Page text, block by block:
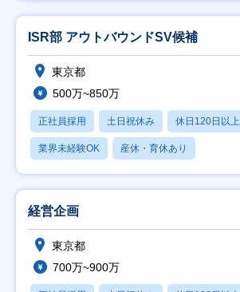
ISR部 アウトバウンドSV候補
東京都
500万~850万
正社員採用 土日祝休み 休日120日以上
業界未経験OK 産休・育休あり
経営企画
東京都
700万~900万